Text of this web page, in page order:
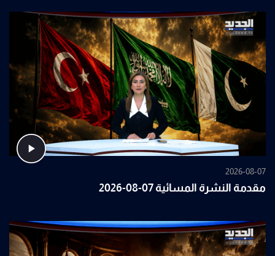
2026-08-07
مقدمة النشرة المسائية 07-08-2026